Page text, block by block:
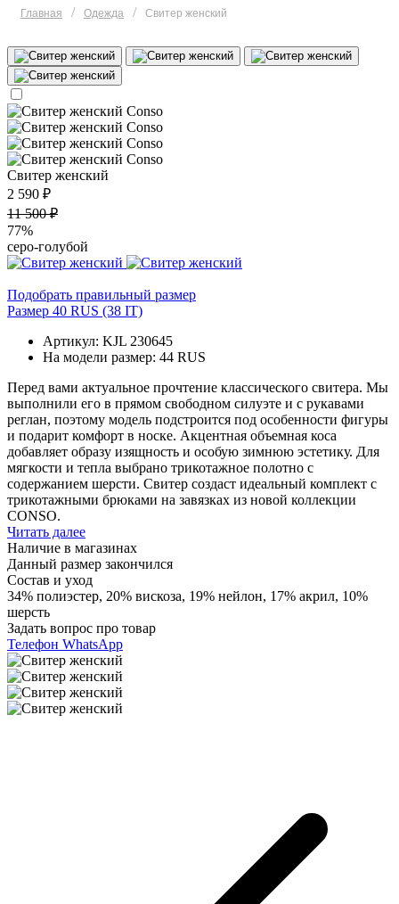
Главная / Одежда / Свитер женский
Свитер женский
2 590 ₽
11 500 ₽
77%
серо-голубой
Подобрать правильный размер
Размер 40 RUS (38 IT)
Артикул: KJL 230645
На модели размер: 44 RUS
Перед вами актуальное прочтение классического свитера. Мы
выполнили его в прямом свободном силуэте и с рукавами
реглан, поэтому модель подстроится под особенности фигуры
и подарит комфорт в носке. Акцентная объемная коса
добавляет образу изящность и особую зимнюю эстетику. Для
мягкости и тепла выбрано трикотажное полотно с
содержанием шерсти. Свитер создаст идеальный комплект с
трикотажными брюками на завязках из новой коллекции
CONSO.
Читать далее
Наличие в магазинах
Данный размер закончился
Состав и уход
34% полиэстер, 20% вискоза, 19% нейлон, 17% акрил, 10%
шерсть
Задать вопрос про товар
Телефон WhatsApp